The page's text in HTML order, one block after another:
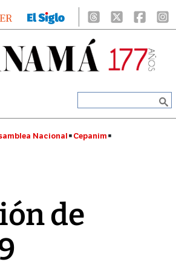
Nacional Cepanim
de